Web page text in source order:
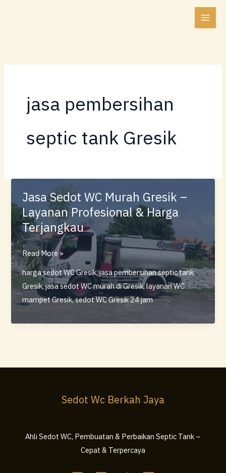
jasa pembersihan
septic tank Gresik
Jasa Sedot WC Murah Gresik –
Layanan Profesional & Harga
Terjangkau
Jasa
Sedot
WC
Murah
Gresik
Read More »
harga sedot WC Gresik,jasa pembersihan septic tank
Gresik,jasa sedot WC murah di Gresik,layanan WC
mampet Gresik,sedot WC Gresik 24 jam
Sedot Wc Berkah Jaya
Ahli Sedot WC, Pembuatan & Perbaikan Septic Tank –
Cepat & Terpercaya